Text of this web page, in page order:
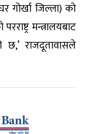
गोर्खा जिल्ला) को
मन्त्रालयबाट
छ,’ राजदूतावासले